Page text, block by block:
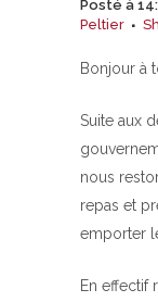
Posté à
Peltier
Bonjour à
Suite aux
nous
repas et
emporter
En effectif